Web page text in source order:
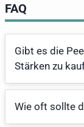
FAQ
Gibt es die
Stärken zu
Wie oft sollte